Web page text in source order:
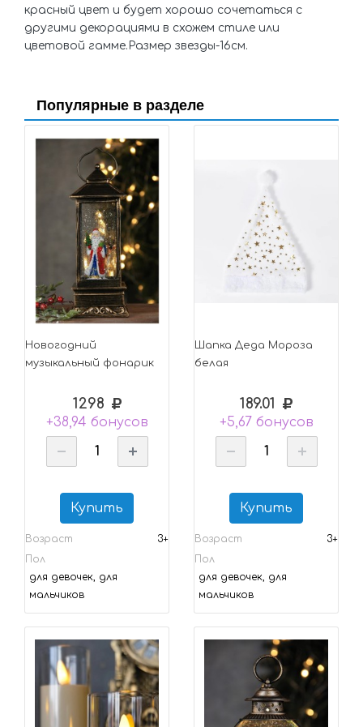
красный цвет и будет хорошо сочетаться с
другими декорациями в схожем стиле или
цветовой гамме.Размер звезды-16см.
Популярные в разделе
Новогодний
музыкальный фонарик
1298
+38,94 бонусов
Купить
Возраст
3+
Пол
для девочек, для
мальчиков
Шапка Деда Мороза
белая
189.01
+5,67 бонусов
Купить
Возраст
3+
Пол
для девочек, для
мальчиков